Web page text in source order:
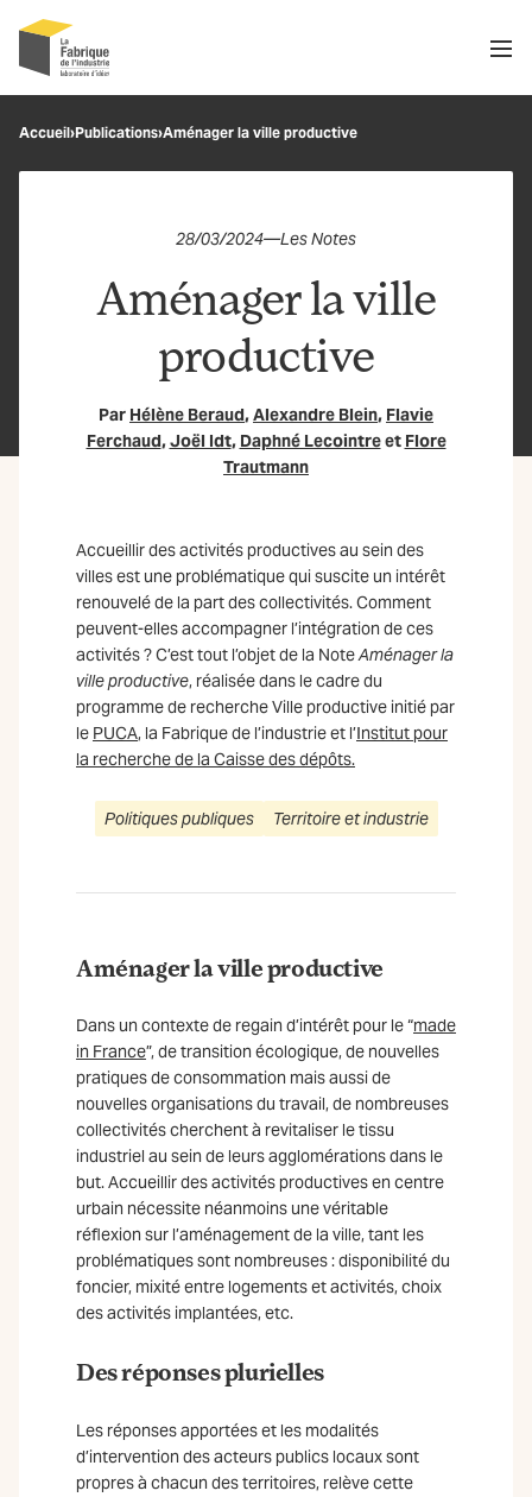
Recherche
Accueil›Publications›Aménager la ville productive
28/03/2024—Les Notes
Aménager la ville
productive
Par Hélène Beraud,Alexandre Blein, Flavie
Ferchaud,Joël Idt, Daphné Lecointreet Flore
Trautmann
Accueillir des activités productives au sein des
villes est une problématique qui suscite un intérêt
renouvelé de la part des collectivités. Comment
peuvent-elles accompagner l’intégration de ces
activités ? C’est tout l’objet de la NoteAménager la
ville productive, réalisée dans le cadre du
programme de recherche Ville productive initié par
le PUCA, la Fabrique de l’industrie et l’Institut pour
la recherche de la Caisse des dépôts.
Politiques publiques Territoire et industrie
Aménager la ville productive
Dans un contexte de regain d’intérêt pour le “made
in France”, de transition écologique, de nouvelles
pratiques de consommation mais aussi de
nouvelles organisations du travail, de nombreuses
collectivités cherchent à revitaliser le tissu
industriel au sein de leurs agglomérations dans le
but. Accueillir des activités productives en centre
urbain nécessite néanmoins une véritable
réflexion sur l’aménagement de la ville, tant les
problématiques sont nombreuses : disponibilité du
foncier, mixité entre logements et activités, choix
des activités implantées, etc.
Des réponses plurielles
Les réponses apportées et les modalités
d’intervention des acteurs publics locaux sont
propres à chacun des territoires, relève cette